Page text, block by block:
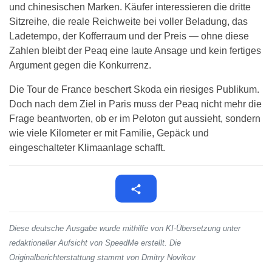
und chinesischen Marken. Käufer interessieren die dritte
Sitzreihe, die reale Reichweite bei voller Beladung, das
Ladetempo, der Kofferraum und der Preis — ohne diese
Zahlen bleibt der Peaq eine laute Ansage und kein fertiges
Argument gegen die Konkurrenz.
Die Tour de France beschert Skoda ein riesiges Publikum.
Doch nach dem Ziel in Paris muss der Peaq nicht mehr die
Frage beantworten, ob er im Peloton gut aussieht, sondern
wie viele Kilometer er mit Familie, Gepäck und
eingeschalteter Klimaanlage schafft.
Diese deutsche Ausgabe wurde mithilfe von KI-Übersetzung unter
redaktioneller Aufsicht von SpeedMe erstellt. Die
Originalberichterstattung stammt von Dmitry Novikov